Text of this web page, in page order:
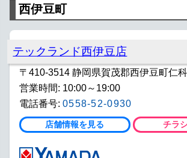
西伊豆町
テックランド西伊豆店
〒410-3514 静岡県賀茂郡西伊豆町仁
営業時間: 10:00～19:00
電話番号: 0558-52-0930
店舗情報を見る チラ